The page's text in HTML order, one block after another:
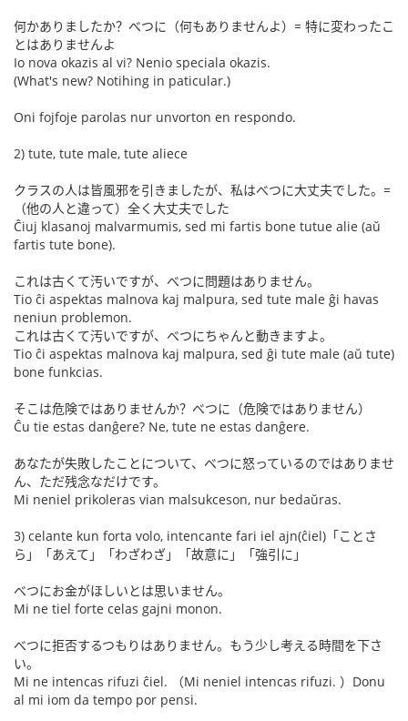
何かありましたか？べつに（何もありませんよ）= 特に変わったこ
とはありませんよ
Io nova okazis al vi? Nenio speciala okazis.
(What's new? Notihing in paticular.)
Oni fojfoje parolas nur unvorton en respondo.
2) tute, tute male, tute aliece
クラスの人は皆風邪を引きましたが、私はべつに大丈夫でした。=
（他の人と違って）全く大丈夫でした
Ĉiuj klasanoj malvarmumis, sed mi fartis bone tutue alie (aŭ
fartis tute bone).
これは古くて汚いですが、べつに問題はありません。
Tio ĉi aspektas malnova kaj malpura, sed tute male ĝi havas
neniun problemon.
これは古くて汚いですが、べつにちゃんと動きますよ。
Tio ĉi aspektas malnova kaj malpura, sed ĝi tute male (aŭ tute)
bone funkcias.
そこは危険ではありませんか？べつに（危険ではありません）
Ĉu tie estas danĝere? Ne, tute ne estas danĝere.
あなたが失敗したことについて、べつに怒っているのではありませ
ん、ただ残念なだけです。
Mi neniel prikoleras vian malsukceson, nur bedaŭras.
3) celante kun forta volo, intencante fari iel ajn(ĉiel)「ことさ
ら」「あえて」「わざわざ」「故意に」「強引に」
べつにお金がほしいとは思いません。
Mi ne tiel forte celas gajni monon.
べつに拒否するつもりはありません。もう少し考える時間を下さ
い。
Mi ne intencas rifuzi ĉiel. （Mi neniel intencas rifuzi. ）Donu
al mi iom da tempo por pensi.